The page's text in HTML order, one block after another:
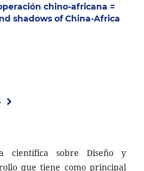
chino-africana =
shadows of China-Africa
científica sobre Diseño y
que tiene como principal